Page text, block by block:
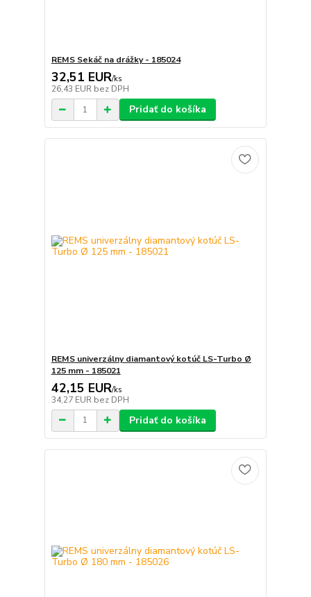
REMS Sekáč na drážky - 185024
32,51 EUR/ks
26,43 EUR bez DPH
Pridať do košíka
REMS univerzálny diamantový kotúč LS-Turbo Ø
125 mm - 185021
42,15 EUR/ks
34,27 EUR bez DPH
Pridať do košíka